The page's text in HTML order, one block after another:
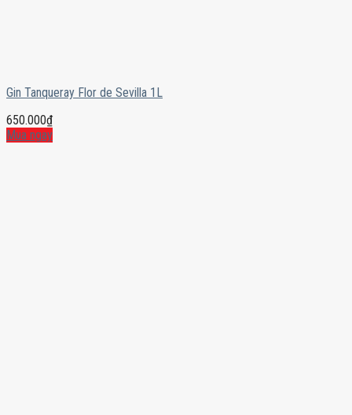
Gin Tanqueray Flor de Sevilla 1L
650.000₫
Mua ngay